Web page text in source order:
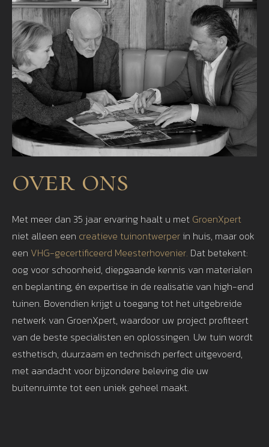
over ons
Met meer dan 35 jaar ervaring haalt u met GroenXpert
niet alleen een creatieve tuinontwerper in huis, maar ook
een VHG-gecertificeerd Meesterhovenier. Dat betekent:
oog voor schoonheid, diepgaande kennis van materialen
en beplanting, én expertise in de realisatie van high-end
tuinen. Bovendien krijgt u toegang tot het uitgebreide
netwerk van GroenXpert, waardoor uw project profiteert
van de beste specialisten en oplossingen. Uw tuin wordt
esthetisch, duurzaam en technisch perfect uitgevoerd,
met aandacht voor bijzondere beleving die uw
buitenruimte tot een uniek geheel maakt.